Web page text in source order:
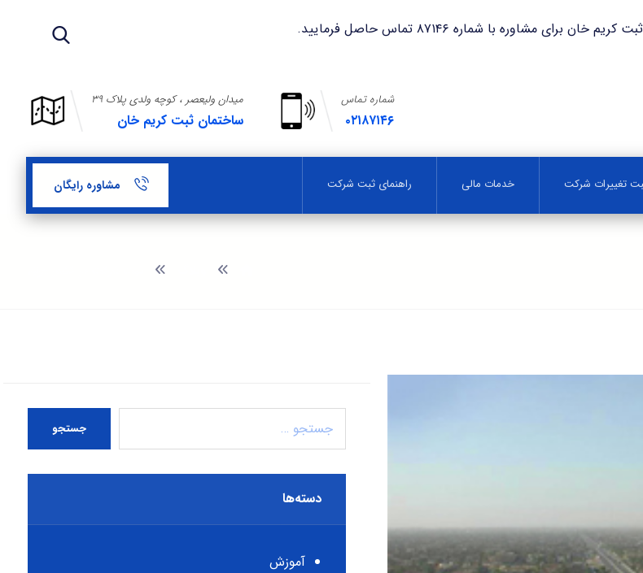
با شماره ۸۷۱۴۶ تماس حاصل فرمایید.
میدان ولیعصر ، کوچه ولدی پلاک ۳۹
ساختمان ثبت کریم خان
شماره تماس
۰۲۱۸۷۱۴۶
تغییرات شرکت خدمات مالی راهنمای ثبت شرکت مشاوره رایگان
جستجو
دسته‌ها
آموزش